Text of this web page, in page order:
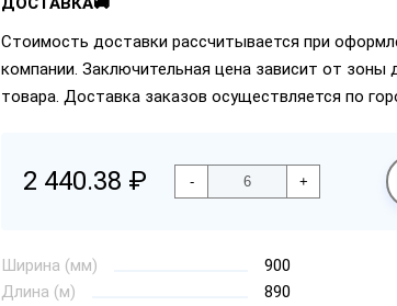
Стоимость доставки рассчитывается при
компании. Заключительная цена зависит от зоны
товара. Доставка заказов осуществляется по
2 440.38 ₽ - +
Ширина (мм)
900
Длина (м)
890